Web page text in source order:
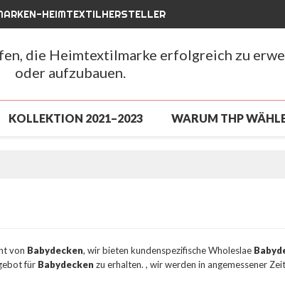
HEIMTEXTILHERSTELLER
die Heimtextilmarke erfolgreich zu
oder aufzubauen.
KOLLEKTION 2021–2023 WARUM THP
von Babydecken, wir bieten kundenspezifische Wholeslae
für Babydecken zu erhalten. , wir werden in angemessener